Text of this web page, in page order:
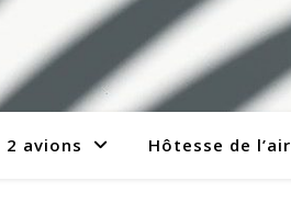
2 avions Hôtesse de l’air